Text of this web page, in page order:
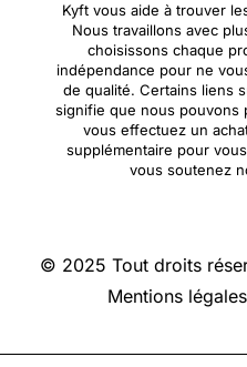
Kyft vous aide à trouver
Nous travaillons avec
choisissons chaque
indépendance pour ne
de qualité. Certains liens
signifie que nous pouvons
vous effectuez un
supplémentaire pour
vous soutenez
© 2025 Tout droits
Mentions légales